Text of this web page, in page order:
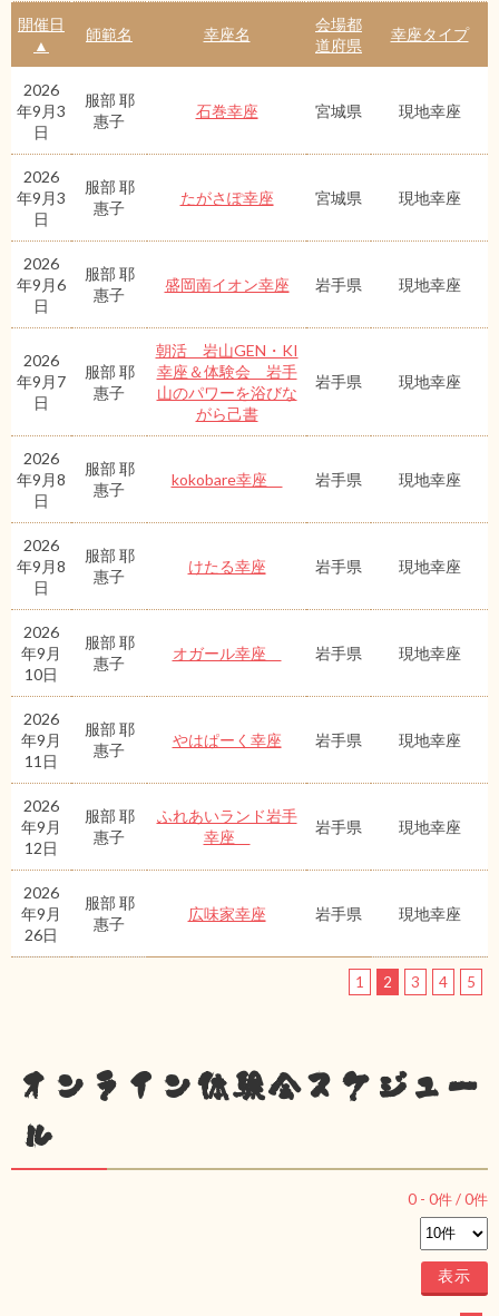
開催日
▲
師範名 幸座名
会場都
道府県
幸座タイプ
2026
年9月3
日
服部 耶
惠子
石巻幸座 宮城県 現地幸座
2026
年9月3
日
服部 耶
惠子
たがさぽ幸座 宮城県 現地幸座
2026
年9月6
日
服部 耶
惠子
盛岡南イオン幸座 岩手県 現地幸座
2026
年9月7
日
服部 耶
惠子
朝活 岩山GEN・KI
幸座＆体験会 岩手
山のパワーを浴びな
がら己書
岩手県 現地幸座
2026
年9月8
日
服部 耶
惠子
kokobare幸座 岩手県 現地幸座
2026
年9月8
日
服部 耶
惠子
けたる幸座 岩手県 現地幸座
2026
年9月
10日
服部 耶
惠子
オガール幸座 岩手県 現地幸座
2026
年9月
11日
服部 耶
惠子
やはぱーく幸座 岩手県 現地幸座
2026
年9月
12日
服部 耶
惠子
ふれあいランド岩手
幸座
岩手県 現地幸座
2026
年9月
26日
服部 耶
惠子
広味家幸座 岩手県 現地幸座
1 2 3 4 5
オンライン体験会スケジュー
ル
0 - 0件 /0件